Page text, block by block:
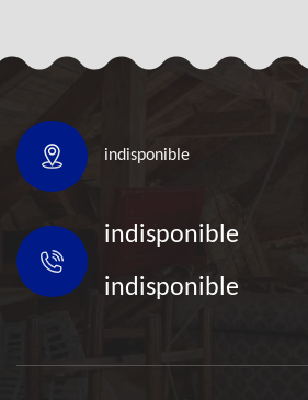
indisponible
indisponible
indisponible